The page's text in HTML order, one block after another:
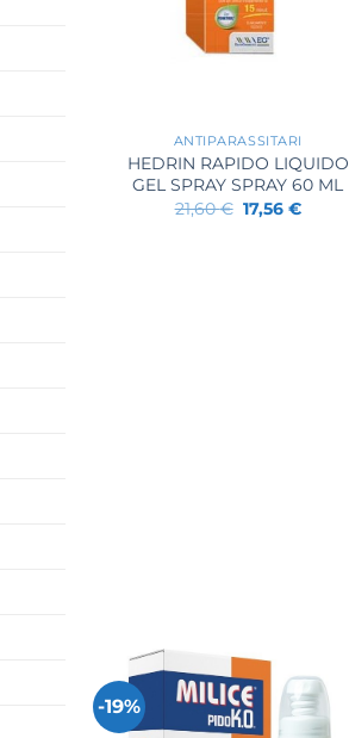
ANTIPARASSITARI
HEDRIN RAPIDO LIQUIDO
GEL SPRAY SPRAY 60 ML
21,60€ Il
prezzo
17,56 €Il
-19%